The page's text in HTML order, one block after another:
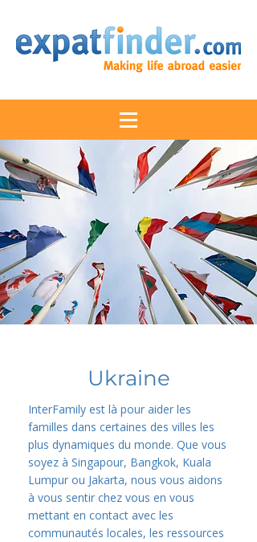
Ukraine
InterFamily est là pour aider les
familles dans certaines des villes les
plus dynamiques du monde. Que vous
soyez à Singapour, Bangkok, Kuala
Lumpur ou Jakarta, nous vous aidons
à vous sentir chez vous en vous
mettant en contact avec les
communautés locales, les ressources